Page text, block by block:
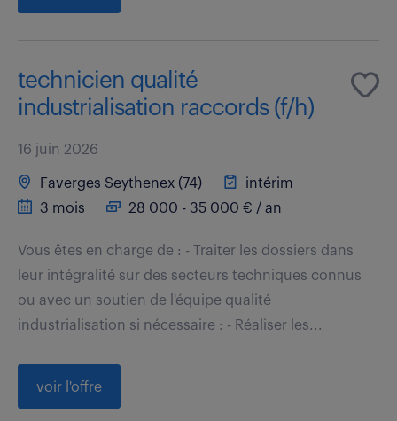
technicien qualité
industrialisation raccords (f/h)
16 juin 2026
Faverges Seythenex (74)
intérim
3 mois
28 000 - 35 000 € / an
Vous êtes en charge de : - Traiter les dossiers dans
leur intégralité sur des secteurs techniques connus
ou avec un soutien de l'équipe qualité
industrialisation si nécessaire : - Réaliser les...
voir l'offre